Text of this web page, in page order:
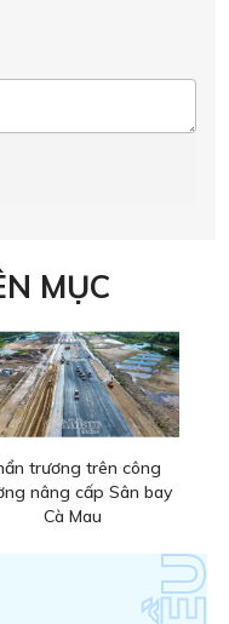
MỤC
trương trên công
nâng cấp Sân bay
Cà Mau